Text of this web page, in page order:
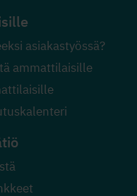
asiakastyössä?
ammattilaisille